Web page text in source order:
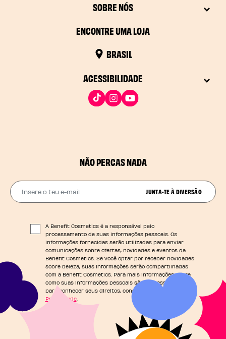
SOBRE NÓS
ENCONTRE UMA LOJA
BRASIL
ACESSIBILIDADE
NÃO PERCAS NADA
Insere o teu e-mail
JUNTA-TE À DIVERSÃO
A Benefit Cosmetics é a responsável pelo
processamento de suas informações pessoais. Os
informações fornecidas serão utilizadas para enviar
comunicações sobre ofertas, novidades e eventos da
Benefit Cosmetics. Se você optar por receber novidades
sobre beleza, suas informações serão compartilhadas
com a Benefit Cosmetics. Para mais informações sobre
como suas informações pessoais são processadas e
para conhecer seus direitos, consulte nossa
Privacidade.